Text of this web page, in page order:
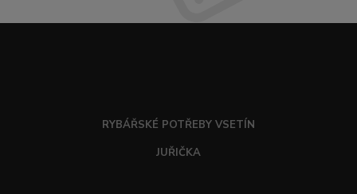
RYBÁŘSKÉ POTŘEBY VSETÍN
JUŘIČKA